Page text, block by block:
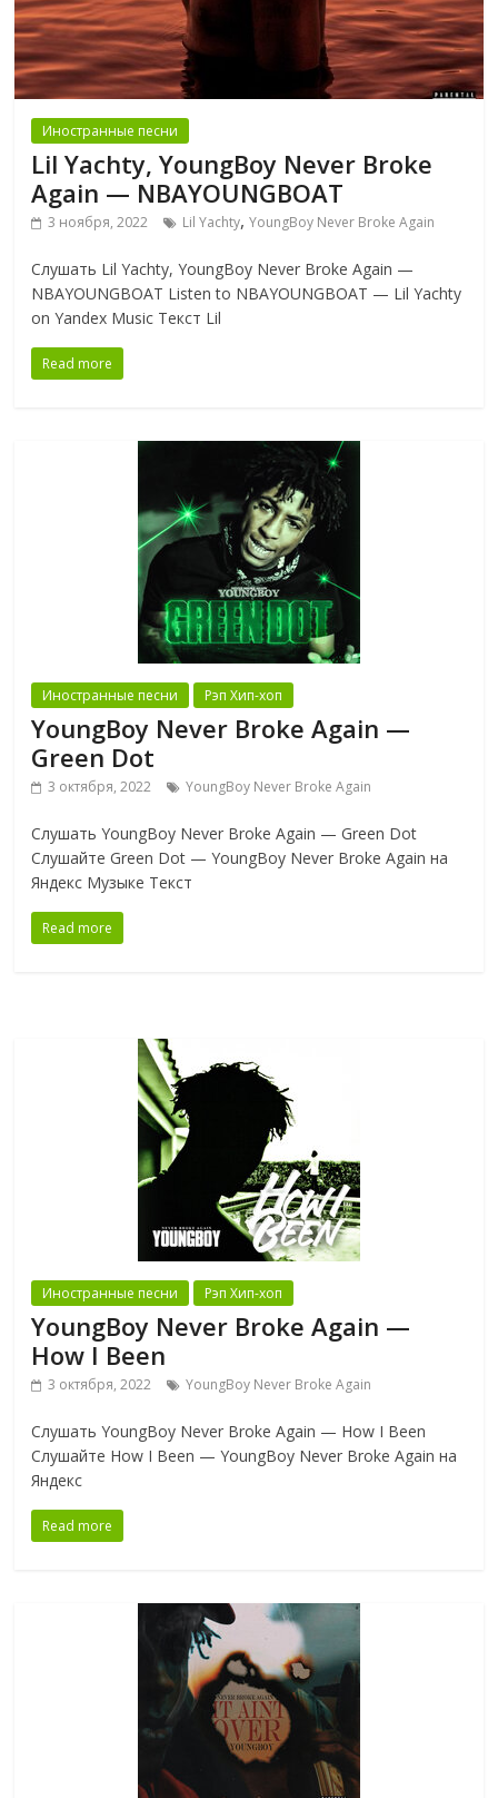
Иностранные песни
Lil Yachty, YoungBoy Never Broke
Again — NBAYOUNGBOAT
3 ноября, 2022 Lil Yachty,YoungBoy Never Broke Again
Слушать Lil Yachty, YoungBoy Never Broke Again —
NBAYOUNGBOAT Listen to NBAYOUNGBOAT — Lil Yachty
on Yandex Music Текст Lil
Read more
Иностранные песни Рэп Хип-хоп
YoungBoy Never Broke Again —
Green Dot
3 октября, 2022 YoungBoy Never Broke Again
Слушать YoungBoy Never Broke Again — Green Dot
Слушайте Green Dot — YoungBoy Never Broke Again на
Яндекс Музыке Текст
Read more
Иностранные песни Рэп Хип-хоп
YoungBoy Never Broke Again —
How I Been
3 октября, 2022 YoungBoy Never Broke Again
Слушать YoungBoy Never Broke Again — How I Been
Слушайте How I Been — YoungBoy Never Broke Again на
Яндекс
Read more